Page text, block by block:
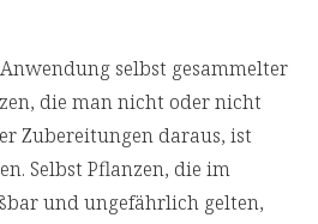
selbst gesammelter
die man nicht oder nicht
Zubereitungen daraus, ist
Selbst Pflanzen, die im
und ungefährlich gelten,